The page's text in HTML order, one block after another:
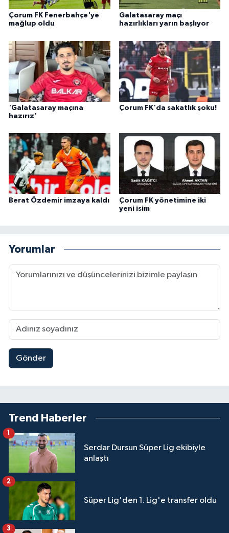
Çorum FK Fenerbahçe'ye
mağlup oldu
Galatasaray maçı
hazırlıkları yarın başlıyor
'Galatasaray maçına
hazırız'
Çorum FK'da sakatlık şoku!
Berat Özdemir imzaya kaldı
Çorum FK yönetimine iki
yeni isim
Yorumlar
Gönder
Trend Haberler
Serdar Dursun Süper Lig ekibiyle
anlaştı
Süper Lig'den 1. Lig'e transfer oldu
2
3